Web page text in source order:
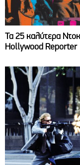
Τα 25 καλύτερα
Hollywood Reporter